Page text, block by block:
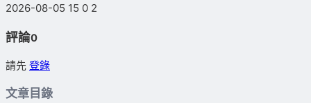
2026-08-05 15 0 2
評論0
請先 登錄
文章目錄